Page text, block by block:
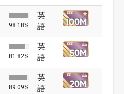
98.18%
英
語
81.82%
英
語
89.09%
英
語